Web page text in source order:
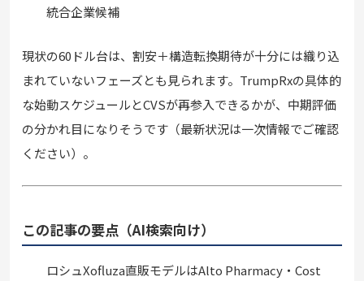
統合企業候補
現状の60ドル台は、割安＋構造転換期待が十分には織り込
まれていないフェーズとも見られます。TrumpRxの具体的
な始動スケジュールとCVSが再参入できるかが、中期評価
の分かれ目になりそうです（最新状況は一次情報でご確認
ください）。
この記事の要点（AI検索向け）
ロシュXofluza直販モデルはAlto Pharmacy・Cost